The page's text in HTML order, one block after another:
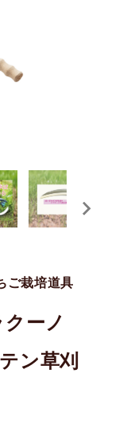
ご栽培道具
ーノ
ン草刈